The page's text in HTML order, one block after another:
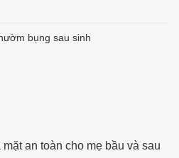
bụng sau sinh
an toàn cho mẹ bầu và sau